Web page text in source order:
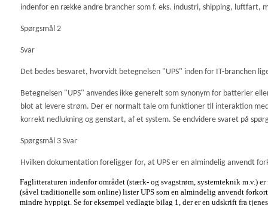
indenfor en række andre brancher som f. eks. industri, shipping,
Spørgsmål 2
Svar
Det bedes besvaret, hvorvidt betegnelsen "UPS" inden for IT-branchen
Betegnelsen "UPS" anvendes ikke generelt som synonym for batterier
blot at levere strøm. Der er normalt tale om funktioner til interaktion
korrekt nedlukning og genstart, af et system. Se endvidere svaret på
Spørgsmål 3 Svar
Hvilken dokumentation foreligger for, at UPS er en almindelig anvendt
Faglitteraturen indenfor området (stærk- og svagstrøm, systemteknik m.v.)
(såvel traditionelle som online) lister UPS som en almindelig anvendt
mindre hyppigt. Se for eksempel vedlagte bilag 1, der er en udskrift fra